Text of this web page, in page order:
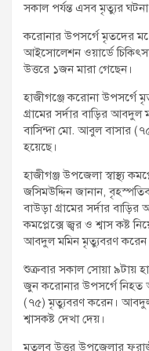
সকাল পর্যন্ত এসব মৃত্যুর
করোনার উপসর্গে মৃতদের
আইসোলেশন ওয়ার্ডে
উত্তরে ১জন মারা গেছেন।
হাজীগঞ্জে করোনা উপসর্গে
গ্রামের সর্দার বাড়ির
বাসিন্দা মো. আবুল বাসার
হয়েছে।
হাজীগঞ্জ উপজেলা স্বাস্থ্য
জসিমউদ্দিন জানান,
বাউড়া গ্রামের সর্দার
কমপ্লেক্সে জ্বর ও শ্বাস কষ্ট
আবদুল মমিন মৃত্যুবরণ
শুক্রবার সকাল সোয়া ৯টায়
জুন করোনার উপসর্গে
(৭৫) মৃত্যুবরণ করেন।
শ্বাসকষ্ট দেখা দেয়।
মতলব উত্তর উপজেলার